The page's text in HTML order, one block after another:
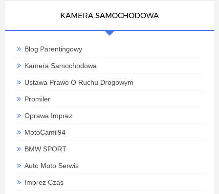
KAMERA SAMOCHODOWA
Blog Parentingowy
Kamera Samochodowa
Ustawa Prawo O Ruchu Drogowym
Promiler
Oprawa Imprez
MotoCamil94
BMW SPORT
Auto Moto Serwis
Imprez Czas